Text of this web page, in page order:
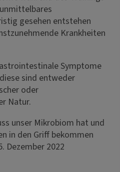
gesehen entstehen
Krankheiten
Symptome
sind entweder
oder
Natur.
unser Mikrobiom hat und
in den Griff bekommen
Dezember 2022